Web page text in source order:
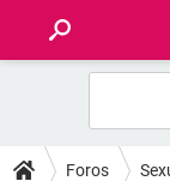
FOROS
Foros